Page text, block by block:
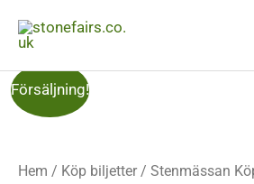
innehåll
Försäljning!
Hem / Köp biljetter / Stenmässan
kr.
Biljetter
till
Köpenhamn: